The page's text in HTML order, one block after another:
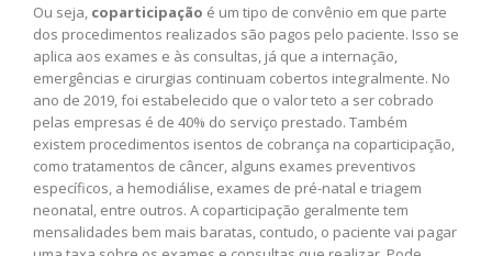
Ou seja, coparticipação é um tipo de convênio em que parte
dos procedimentos realizados são pagos pelo paciente. Isso se
aplica aos exames e às consultas, já que a internação,
emergências e cirurgias continuam cobertos integralmente. No
ano de 2019, foi estabelecido que o valor teto a ser cobrado
pelas empresas é de 40% do serviço prestado. Também
existem procedimentos isentos de cobrança na coparticipação,
como tratamentos de câncer, alguns exames preventivos
específicos, a hemodiálise, exames de pré-natal e triagem
neonatal, entre outros. A coparticipação geralmente tem
mensalidades bem mais baratas, contudo, o paciente vai pagar